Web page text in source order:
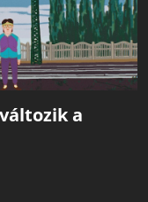
a